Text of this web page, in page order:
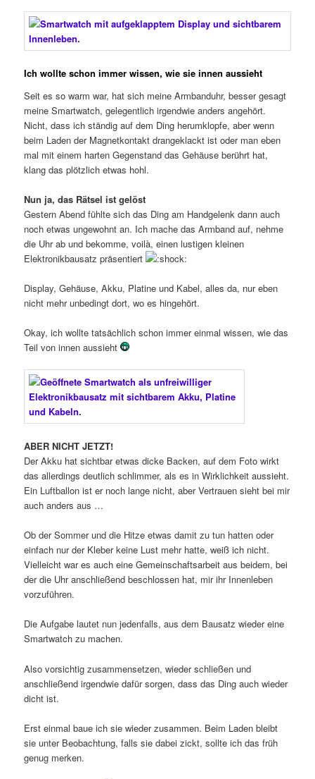
Ich wollte schon immer wissen, wie sie innen aussieht
Seit es so warm war, hat sich meine Armbanduhr, besser gesagt
meine Smartwatch, gelegentlich irgendwie anders angehört.
Nicht, dass ich ständig auf dem Ding herumklopfe, aber wenn
beim Laden der Magnetkontakt drangeklackt ist oder man eben
mal mit einem harten Gegenstand das Gehäuse berührt hat,
klang das plötzlich etwas hohl.
Nun ja, das Rätsel ist gelöst
Gestern Abend fühlte sich das Ding am Handgelenk dann auch
noch etwas ungewohnt an. Ich mache das Armband auf, nehme
die Uhr ab und bekomme, voilà, einen lustigen kleinen
Elektronikbausatz präsentiert
Display, Gehäuse, Akku, Platine und Kabel, alles da, nur eben
nicht mehr unbedingt dort, wo es hingehört.
Okay, ich wollte tatsächlich schon immer einmal wissen, wie das
Teil von innen aussieht
ABER NICHT JETZT!
Der Akku hat sichtbar etwas dicke Backen, auf dem Foto wirkt
das allerdings deutlich schlimmer, als es in Wirklichkeit aussieht.
Ein Luftballon ist er noch lange nicht, aber Vertrauen sieht bei mir
auch anders aus …
Ob der Sommer und die Hitze etwas damit zu tun hatten oder
einfach nur der Kleber keine Lust mehr hatte, weiß ich nicht.
Vielleicht war es auch eine Gemeinschaftsarbeit aus beidem, bei
der die Uhr anschließend beschlossen hat, mir ihr Innenleben
vorzuführen.
Die Aufgabe lautet nun jedenfalls, aus dem Bausatz wieder eine
Smartwatch zu machen.
Also vorsichtig zusammensetzen, wieder schließen und
anschließend irgendwie dafür sorgen, dass das Ding auch wieder
dicht ist.
Erst einmal baue ich sie wieder zusammen. Beim Laden bleibt
sie unter Beobachtung, falls sie dabei zickt, sollte ich das früh
genug merken.